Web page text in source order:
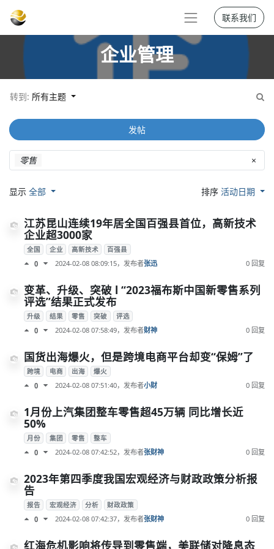
联系我们
企业管理
转到: 所有主题
零售 ×
发帖
显示 全部 排序活动日期
江苏昆山连续19年居全国百强县首位，高新技术
企业超3000家
全国 企业 高新技术 百强县
0 2024-02-08 08:09:15，发布者张迅 0 回复
变革、升级、突破 l “2023福布斯中国新零售系列
评选”结果正式发布
升级 结果 零售 突破 评选
0 2024-02-08 07:58:49，发布者财神 0 回复
国货出海爆火，但是跨境电商平台却变“保姆”了
跨境 电商 出海 爆火
0 2024-02-08 07:51:40，发布者小财 0 回复
1月份上汽集团整车零售超45万辆 同比增长近
50%
月份 集团 零售 整车
0 2024-02-08 07:42:52，发布者张财神 0 回复
2023年第四季度我国宏观经济与财政政策分析报
告
报告 宏观经济 分析 财政政策
0 2024-02-08 07:42:37，发布者张财神 0 回复
红海危机影响将传导到零售端，美联储对降息态